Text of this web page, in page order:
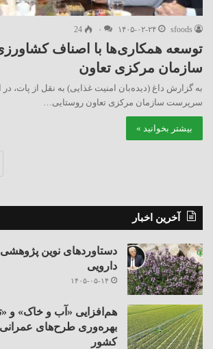
sfoods ۱۴۰۵-۰۲-۲۴ ۰ 24
توسعه همکاری‌ها با اصناف
سازمان مرکزی تعاون
به گزارش داغ (دیده‌بان امنیت غذایی) به نقل از پات، در
سرپرست سازمان مرکزی تعاون روستایی…
بیشتر بخوانید »
آخرین اخبار
دستاوردهای نوین
دارویی
۱۴۰۵-۰۵-۱۴
هم‌افزایی «آب و خاک» و
بهره‌وری طرح‌های عمرانی
کشور